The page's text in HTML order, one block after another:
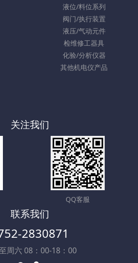
液位/料位系列
阀门/执行装置
液压/气动元件
检维修工器具
化验/分析仪器
其他机电仪产品
关注我们
QQ客服
联系我们
2830871
周六 08：00-18：00